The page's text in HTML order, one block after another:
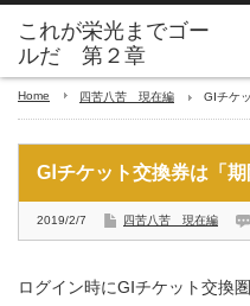
これが栄光までゴー
ルだ 第２章
Home 四苦八苦 現在編 GⅠチケ
GⅠチケット交換券は「
2019/2/7 四苦八苦 現在編
ログイン時にGⅠチケット交換